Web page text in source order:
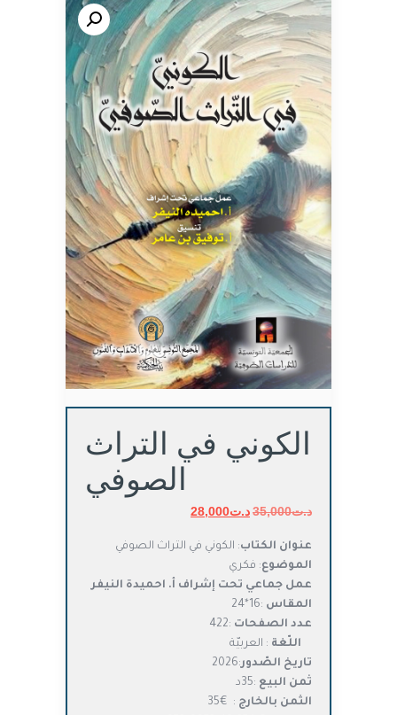
🔍
الكوني في التراث
الصوفي
د.ت35,000 السعر
هو:
د.ت35,000.
د.ت28,000السعر
هو:
عنوان الكتاب: الكوني في التراث الصوفي
الموضوع: فكري
عمل جماعي تحت إشراف أ. احميدة النيفر
المقاس :16*24
عدد الصفحات :422
اللّغة : العربيّة
تاريخ الصّدور:2026
ثمن البيع :35د
الثمن بالخارج : €35